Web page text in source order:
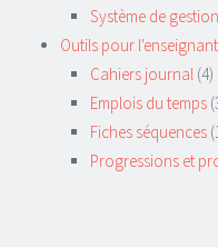
Système de
Outils pour l'enseignant
Cahiers journal (4)
Emplois du temps
Fiches séquences
Progressions et